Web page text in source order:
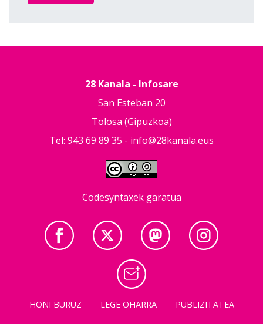
28 Kanala - Infosare
San Esteban 20
Tolosa (Gipuzkoa)
Tel: 943 69 89 35 - info@28kanala.eus
Codesyntaxek garatua
HONI BURUZ LEGE OHARRA
PUBLIZITATEA